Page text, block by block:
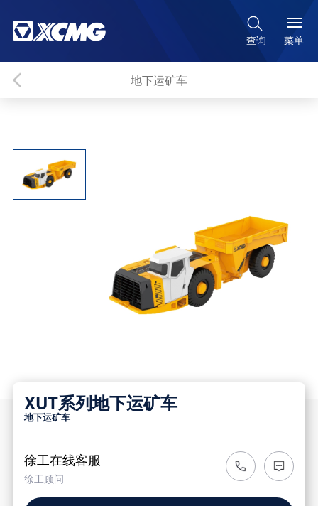

查询 菜单
地下运矿车
XUT系列地下运矿车
地下运矿车
徐工在线客服
徐工顾问